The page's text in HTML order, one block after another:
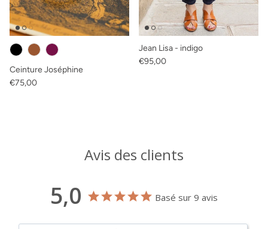
Ceinture Joséphine
Prix habituel
€75,00
Jean Lisa - indigo
Prix habituel
€95,00
Avis des clients
5,0 Basé sur 9 avis